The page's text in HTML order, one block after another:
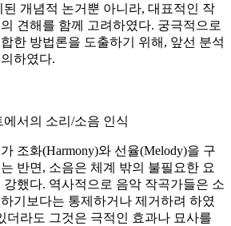
개념적 논거뿐 아니라, 대표적인 작
견해를 함께 고려하였다. 궁극적으로
한 방법론을 도출하기 위해, 앞선 분석
하였다.
서의 소리/소음 인식
조화(Harmony)와 선율(Melody)을 구
반면, 소음은 체계 밖의 불필요한 요
했다. 역사적으로 음악 작곡가들은 소
기보다는 통제하거나 제거하려 하였
더라도 그것은 극적인 효과나 묘사를